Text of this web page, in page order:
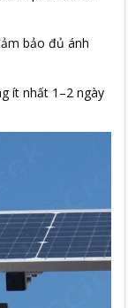
bảo đủ ánh
ít nhất 1–2 ngày